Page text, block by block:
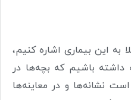
به این بیماری اشاره کنیم،
داشته باشیم که بچه‌ها در
نشانه‌ها و در معاینه‌ها